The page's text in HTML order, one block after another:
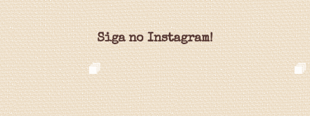
Siga no Instagram!